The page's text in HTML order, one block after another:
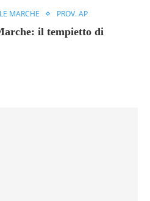
MARCHE PROV. AP
il tempietto di